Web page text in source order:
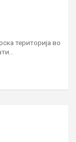
територија во